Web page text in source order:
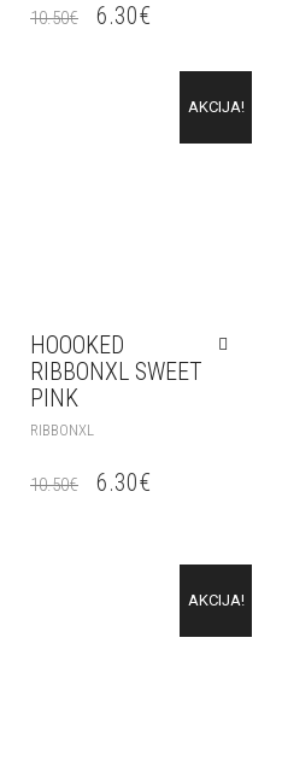
10.50€ 6.30€
AKCIJA!
HOOOKED
RIBBONXL SWEET
PINK
RIBBONXL
10.50€ 6.30€
AKCIJA!